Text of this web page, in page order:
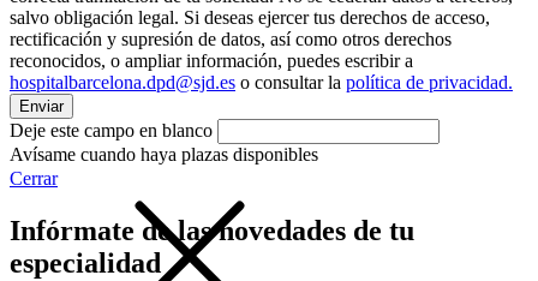
salvo obligación legal. Si deseas ejercer tus derechos de acceso,
rectificación y supresión de datos, así como otros derechos
reconocidos, o ampliar información, puedes escribir a
hospitalbarcelona.dpd@sjd.es o consultar la política de privacidad.
Deje este campo en blanco
Avísame cuando haya plazas disponibles
Cerrar
Infórmate de las novedades de tu
especialidad